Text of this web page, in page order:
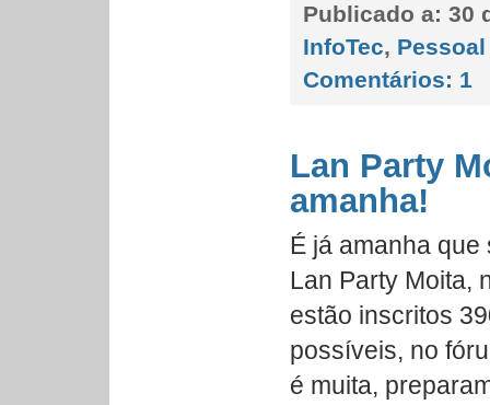
Publicado a: 30
InfoTec, Pessoal
Comentários: 1
Lan Party
amanha!
É já amanha que
Lan Party Moita,
estão inscritos
possíveis, no
é muita,